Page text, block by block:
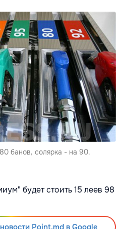
банов, солярка - на 90.
будет стоить 15 леев 98
Point.md в Google